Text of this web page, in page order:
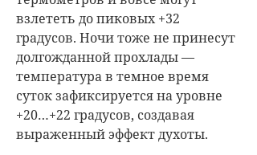
взлететь до пиковых +32
градусов. Ночи тоже не принесут
долгожданной прохлады —
температура в темное время
суток зафиксируется на уровне
+20…+22 градусов, создавая
выраженный эффект духоты.